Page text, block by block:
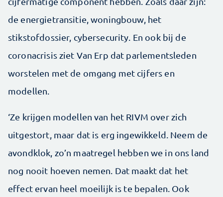
de energietransitie, woningbouw, het
stikstofdossier, cybersecurity. En ook bij de
coronacrisis ziet Van Erp dat parlementsleden
worstelen met de omgang met cijfers en
modellen.
‘Ze krijgen modellen van het RIVM over zich
uitgestort, maar dat is erg ingewikkeld. Neem de
avondklok, zo’n maatregel hebben we in ons land
nog nooit hoeven nemen. Dat maakt dat het
effect ervan heel moeilijk is te bepalen. Ook